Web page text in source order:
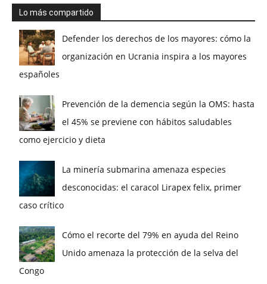
Lo más compartido
Defender los derechos de los mayores: cómo la
organización en Ucrania inspira a los mayores
españoles
Prevención de la demencia según la OMS: hasta
el 45% se previene con hábitos saludables
como ejercicio y dieta
La minería submarina amenaza especies
desconocidas: el caracol Lirapex felix, primer
caso crítico
Cómo el recorte del 79% en ayuda del Reino
Unido amenaza la protección de la selva del
Congo